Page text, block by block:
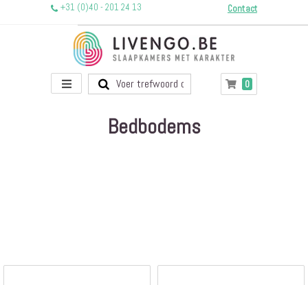
+31 (0)40 - 201 24 13 Contact
Toggle
Winkelwagen
0producten
Bedbodems